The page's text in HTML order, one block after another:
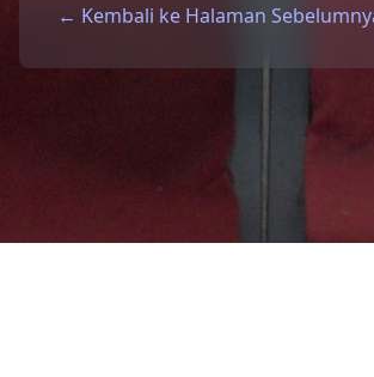
← Kembali ke Halaman